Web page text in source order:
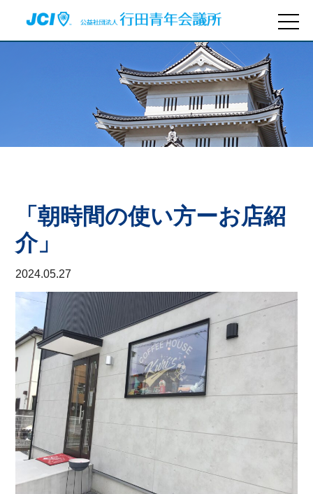
「朝時間の使い方ーお店紹
介」
2024.05.27